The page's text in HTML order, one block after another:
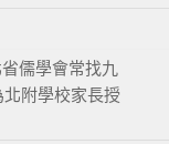
儒學會常找九
附學校家長授